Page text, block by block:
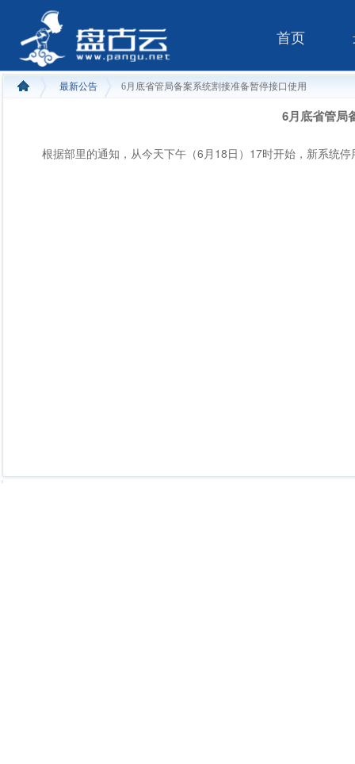
首页
最新公告 6月底省管局备案系统割接准备暂停接口使用
6月底省管局
根据部里的通知，从今天下午（6月18日）17时开始，新系统停